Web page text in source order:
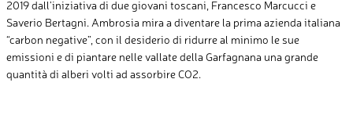
2019 dall’iniziativa di due giovani toscani, Francesco Marcucci e
Saverio Bertagni. Ambrosia mira a diventare la prima azienda italiana
“carbon negative”, con il desiderio di ridurre al minimo le sue
emissioni e di piantare nelle vallate della Garfagnana una grande
quantità di alberi volti ad assorbire CO2.